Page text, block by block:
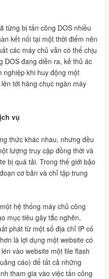
từng bị tấn công DOS nhiều
kết nối tại một thời điểm nên
các máy chủ vẫn có thể chịu
DOS đang diễn ra, kẻ thủ ác
nghiệp khi huy động một
tới hàng chục ngàn máy
vụ
thức khác nhau, nhưng đều
lượng truy cập đồng thời và
bị quá tải. Trong thế giới bảo
cơ bản và chỉ tập trung
hệ thống máy chủ công
mục tiêu gây tắc nghẽn,
phát từ một số địa chỉ IP cố
là lợi dụng một website có
vào website một file flash
cáo) để tất cả những
tham gia vào việc tấn công